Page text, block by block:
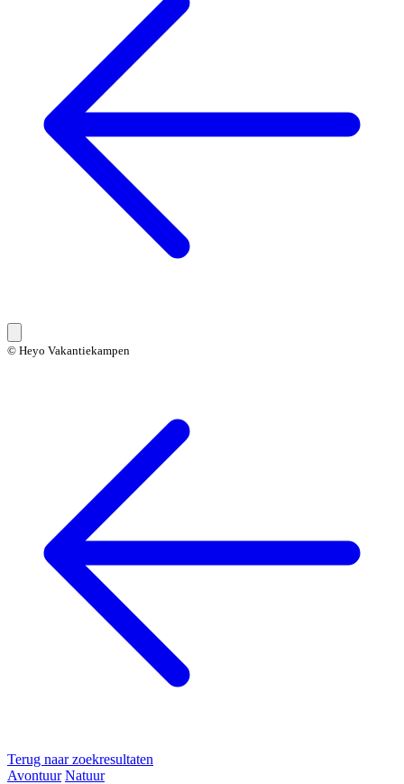
© Heyo Vakantiekampen
Terug naar zoekresultaten
Avontuur Natuur